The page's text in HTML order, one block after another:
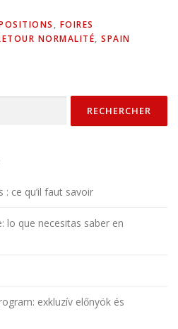
, FOIRES
NORMALITÉ, SPAIN
ce qu’il faut savoir
lo que necesitas saber en
exkluzív előnyök és